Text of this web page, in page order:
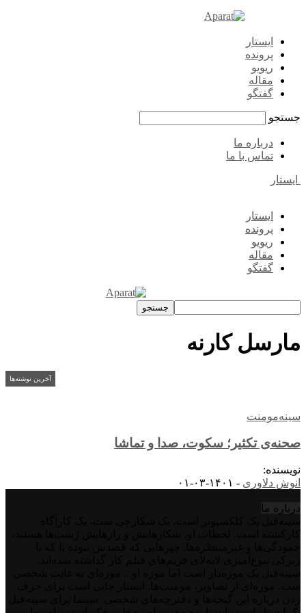
ایستار
پرونده
ریویو
مقاله
گفتگو
جستجو
درباره ما
تماس با ما
ایستار
ایستار
پرونده
ریویو
مقاله
گفتگو
مارسل کارنه
آخرین نوشته‌ها
سینه‌مومنت
صحنه‌ی تکثیر؛ سکوت، صدا و تماشا
نویسنده:
انوش دلاوری - ۱۴۰۱-۰۳-۰۱
درباره‌ ما